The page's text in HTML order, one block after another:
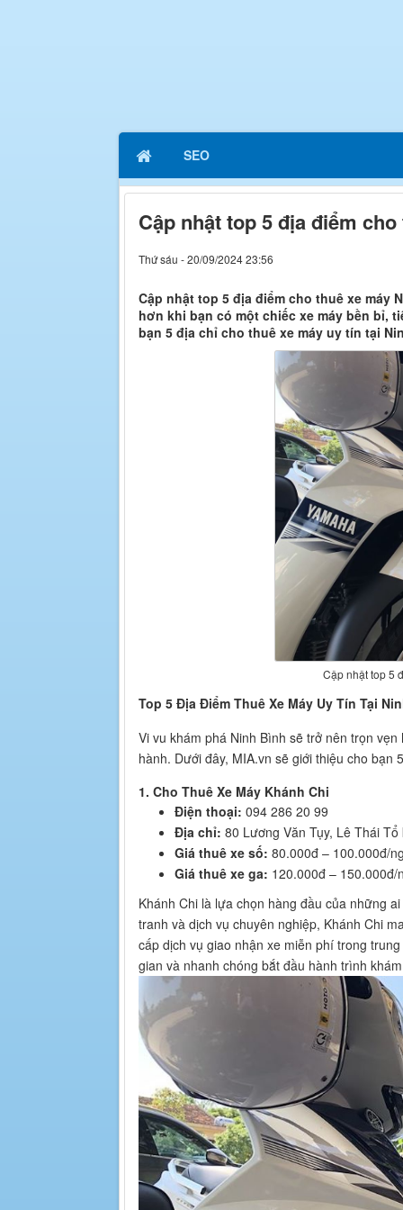
SEO
Cập nhật top 5 địa điểm
Thứ sáu - 20/09/2024 23:56
Cập nhật top 5 địa điểm cho thuê xe máy
hơn khi bạn có một chiếc xe máy bền bỉ,
bạn 5 địa chỉ cho thuê xe máy uy tín tại
Cập nhật top 5
Top 5 Địa Điểm Thuê Xe Máy Uy Tín Tại
Vi vu khám phá Ninh Bình sẽ trở nên trọn
hành. Dưới đây, MIA.vn sẽ giới thiệu cho
1. Cho Thuê Xe Máy Khánh Chi
Điện thoại: 094 286 20 99
Địa chỉ: 80 Lương Văn Tụy, Lê Thái
Giá thuê xe số: 80.000đ – 100.000đ/
Giá thuê xe ga: 120.000đ – 150.000đ/
Khánh Chi là lựa chọn hàng đầu của những
tranh và dịch vụ chuyên nghiệp, Khánh Chi
cấp dịch vụ giao nhận xe miễn phí trong
gian và nhanh chóng bắt đầu hành trình